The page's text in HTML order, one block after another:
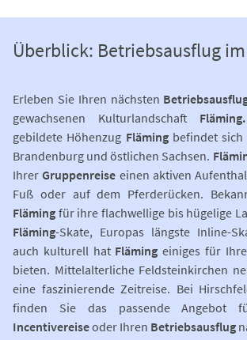
Überblick: Betriebsausflug
Erleben Sie Ihren nächsten
gewachsenen Kulturlandschaft
gebildete Höhenzug Flämingbefindet sich
Brandenburg und östlichen Sachsen.
IhrerGruppenreise einen aktiven
Fuß oder auf dem Pferderücken.
Fläming für ihre flachwellige bis hügelige
Fläming-Skate, Europas längste Inline-
auch kulturell hat Fläming einiges für
bieten. Mittelalterliche Feldsteinkirchen
eine faszinierende Zeitreise. Bei
finden Sie das passende Angebot
Incentivereiseoder Ihren Betriebsausflug